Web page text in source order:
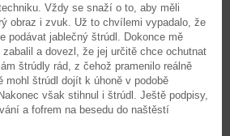
Vždy se snaží o to, aby měli
obraz i zvuk. Už to chvílemi vypadalo, že
podávat jablečný štrúdl. Dokonce mě
a dovezl, že jej určitě chce ochutnat
štrúdly rád, z čehož pramenilo reálně
mohl štrúdl dojít k úhoně v podobě
však stihnul i štrúdl. Ještě podpisy,
a fofrem na besedu do naštěstí